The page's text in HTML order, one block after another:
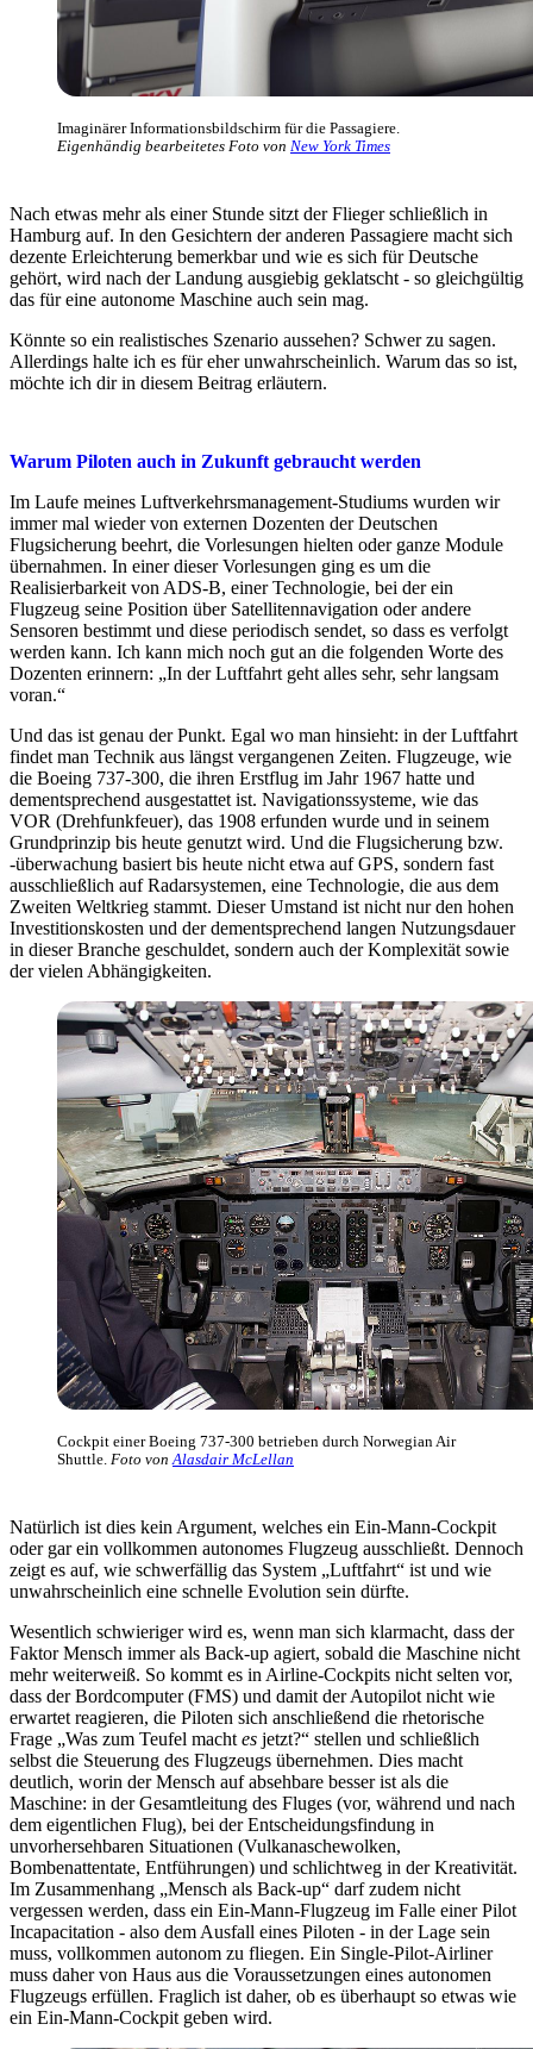
Imaginärer Informationsbildschirm für die Passagiere.
Eigenhändig bearbeitetes Foto von New York Times
Nach etwas mehr als einer Stunde sitzt der Flieger schließlich in
Hamburg auf. In den Gesichtern der anderen Passagiere macht sich
dezente Erleichterung bemerkbar und wie es sich für Deutsche
gehört, wird nach der Landung ausgiebig geklatscht - so gleichgültig
das für eine autonome Maschine auch sein mag.
Könnte so ein realistisches Szenario aussehen? Schwer zu sagen.
Allerdings halte ich es für eher unwahrscheinlich. Warum das so ist,
möchte ich dir in diesem Beitrag erläutern.
Warum Piloten auch in Zukunft gebraucht werden
Im Laufe meines Luftverkehrsmanagement-Studiums wurden wir
immer mal wieder von externen Dozenten der Deutschen
Flugsicherung beehrt, die Vorlesungen hielten oder ganze Module
übernahmen. In einer dieser Vorlesungen ging es um die
Realisierbarkeit von ADS-B, einer Technologie, bei der ein
Flugzeug seine Position über Satellitennavigation oder andere
Sensoren bestimmt und diese periodisch sendet, so dass es verfolgt
werden kann. Ich kann mich noch gut an die folgenden Worte des
Dozenten erinnern: „In der Luftfahrt geht alles sehr, sehr langsam
voran.“
Und das ist genau der Punkt. Egal wo man hinsieht: in der Luftfahrt
findet man Technik aus längst vergangenen Zeiten. Flugzeuge, wie
die Boeing 737-300, die ihren Erstflug im Jahr 1967 hatte und
dementsprechend ausgestattet ist. Navigationssysteme, wie das
VOR (Drehfunkfeuer), das 1908 erfunden wurde und in seinem
Grundprinzip bis heute genutzt wird. Und die Flugsicherung bzw.
-überwachung basiert bis heute nicht etwa auf GPS, sondern fast
ausschließlich auf Radarsystemen, eine Technologie, die aus dem
Zweiten Weltkrieg stammt. Dieser Umstand ist nicht nur den hohen
Investitionskosten und der dementsprechend langen Nutzungsdauer
in dieser Branche geschuldet, sondern auch der Komplexität sowie
der vielen Abhängigkeiten.
Cockpit einer Boeing 737-300 betrieben durch Norwegian Air
Shuttle. Foto vonAlasdair McLellan
Natürlich ist dies kein Argument, welches ein Ein-Mann-Cockpit
oder gar ein vollkommen autonomes Flugzeug ausschließt. Dennoch
zeigt es auf, wie schwerfällig das System „Luftfahrt“ ist und wie
unwahrscheinlich eine schnelle Evolution sein dürfte.
Wesentlich schwieriger wird es, wenn man sich klarmacht, dass der
Faktor Mensch immer als Back-up agiert, sobald die Maschine nicht
mehr weiterweiß. So kommt es in Airline-Cockpits nicht selten vor,
dass der Bordcomputer (FMS) und damit der Autopilot nicht wie
erwartet reagieren, die Piloten sich anschließend die rhetorische
Frage „Was zum Teufel macht es jetzt?“ stellen und schließlich
selbst die Steuerung des Flugzeugs übernehmen. Dies macht
deutlich, worin der Mensch auf absehbare besser ist als die
Maschine: in der Gesamtleitung des Fluges (vor, während und nach
dem eigentlichen Flug), bei der Entscheidungsfindung in
unvorhersehbaren Situationen (Vulkanaschewolken,
Bombenattentate, Entführungen) und schlichtweg in der Kreativität.
Im Zusammenhang „Mensch als Back-up“ darf zudem nicht
vergessen werden, dass ein Ein-Mann-Flugzeug im Falle einer Pilot
Incapacitation - also dem Ausfall eines Piloten - in der Lage sein
muss, vollkommen autonom zu fliegen. Ein Single-Pilot-Airliner
muss daher von Haus aus die Voraussetzungen eines autonomen
Flugzeugs erfüllen. Fraglich ist daher, ob es überhaupt so etwas wie
ein Ein-Mann-Cockpit geben wird.